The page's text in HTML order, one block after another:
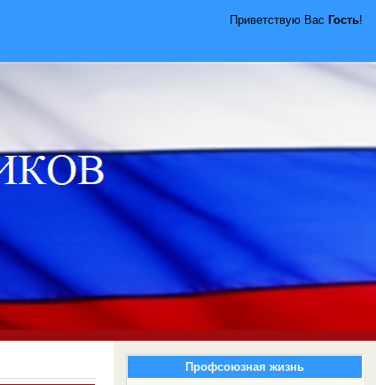
Приветствую Вас Гость!
Профсоюзная жизнь